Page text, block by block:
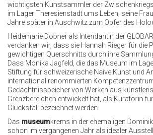
wichtigsten Kunstsammler der
im Lager Theresienstadt ums Leben, seine
Jahre später in Auschwitz zum Opfer des
Heidemarie Dobner als Intendantin der
verdanken wir, dass sie Hannah Rieger für die
gewichtigen Querschnitts durch ihre
Dass Monika Jagfeld, die das Museum im
Stiftung für schweizerische Naive Kunst und
international renommierten
Gedächtnisspeicher von Werken aus
Grenzbereichen entwickelt hat, als Kuratorin
Glücksfall bezeichnet werden.
Das museumkrems in der ehemaligen
schon im vergangenen Jahr als idealer